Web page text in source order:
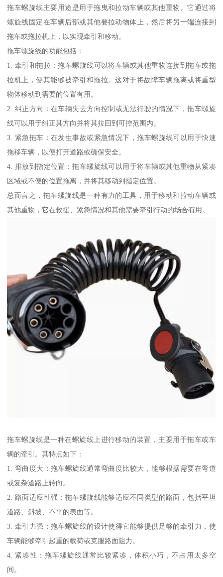
拖车螺旋线主要用途是用于拖曳和拉动车辆或其他重物。它通过将
螺旋线固定在车辆后部或其他要拉动物体上，然后将另一端连接到
拖车或拖拉机上，以实现牵引和移动。
拖车螺旋线的功能包括：
1. 牵引和拖拉：拖车螺旋线可以将车辆或其他重物连接到拖车或拖
拉机上，使其能够被牵引和拖拉。这对于将故障车辆拖离或将重型
物体移动到需要的位置有用。
2. 纠正方向：在车辆失去方向控制或无法行驶的情况下，拖车螺旋
线可以用于纠正其方向并将其拉回到可控范围内。
3. 紧急拖车：在发生事故或紧急情况下，拖车螺旋线可以用于快速
拖移车辆，以便打开道路或确保安全。
4. 排放到指定位置：拖车螺旋线可以用于将车辆或其他重物从紧凑
区域或不便的位置拖离，并将其移动到指定位置。
总而言之，拖车螺旋线是一种有力的工具，用于移动和拉动车辆或
其他重物，它在救援、紧急情况和其他需要牵引行动的场合有用。
拖车螺旋线是一种在螺旋线上进行移动的装置，主要用于拖车或车
辆的牵引。其特点如下：
1. 弯曲度大：拖车螺旋线通常弯曲度比较大，能够根据需要在弯道
或复杂道路上转向。
2. 路面适应性强：拖车螺旋线能够适应不同类型的路面，包括平坦
道路、斜坡、不平的表面等。
3. 牵引力强：拖车螺旋线的设计使得它能够提供足够的牵引力，使
车辆能够牵引起重的载荷或克服路面阻力。
4. 紧凑性：拖车螺旋线通常比较紧凑，体积小巧，不占用太多空
间。